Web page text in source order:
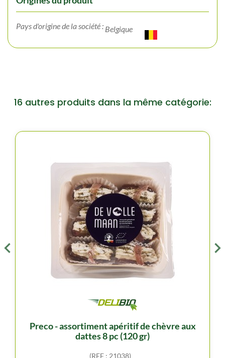
Pays d'origine de la société : Belgique
16 autres produits dans la même catégorie:
preco - assortiment apéritif de chèvre aux
dattes 8 pc (120 gr)
(REF : 21038)